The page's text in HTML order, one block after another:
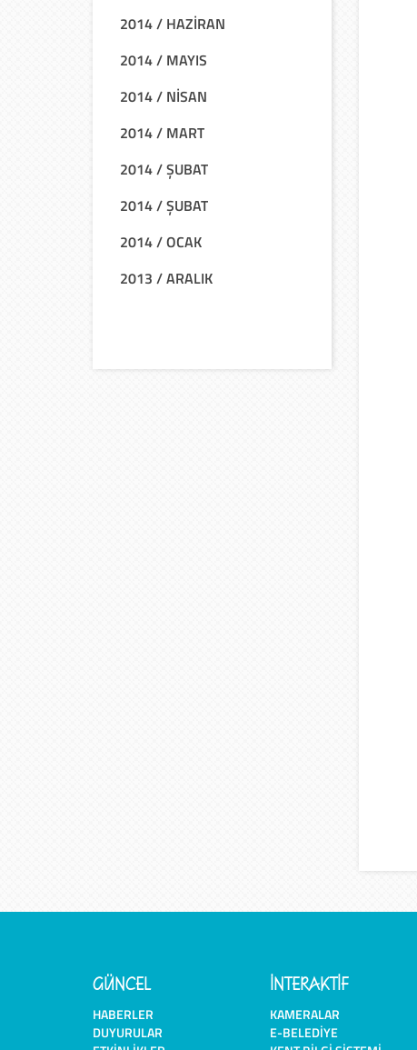
2014 / HAZİRAN
2014 / MAYIS
2014 / NİSAN
2014 / MART
2014 / ŞUBAT
2014 / ŞUBAT
2014 / OCAK
2013 / ARALIK
GÜNCEL
HABERLER
DUYURULAR
İNTERAKTİF
KAMERALAR
E-BELEDIYE